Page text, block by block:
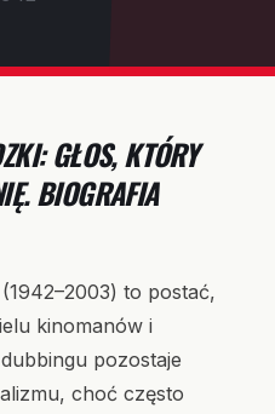
GŁOS, KTÓRY
BIOGRAFIA
to postać,
kinomanów i
pozostaje
choć często